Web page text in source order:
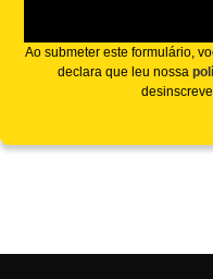
Ao submeter este formulário,
declara que leu nossa